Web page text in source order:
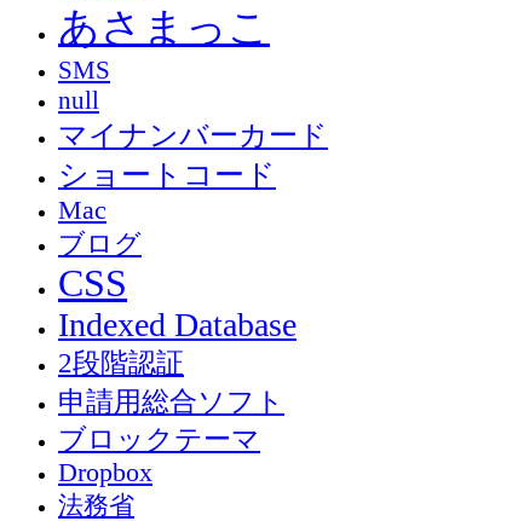
あさまっこ
SMS
null
マイナンバーカード
ショートコード
Mac
ブログ
CSS
Indexed Database
2段階認証
申請用総合ソフト
ブロックテーマ
Dropbox
法務省